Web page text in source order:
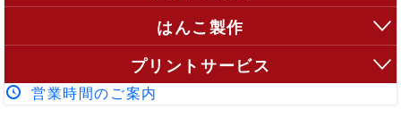
はんこ製作
プリントサービス
営業時間のご案内